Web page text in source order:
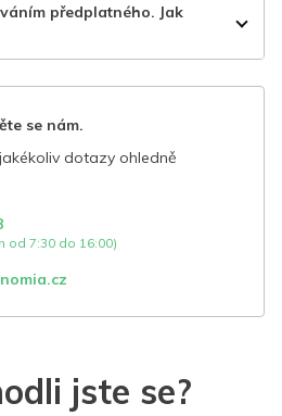
předplatného. Jak
se nám.
dotazy ohledně
od 7:30 do 16:00)
jste se?